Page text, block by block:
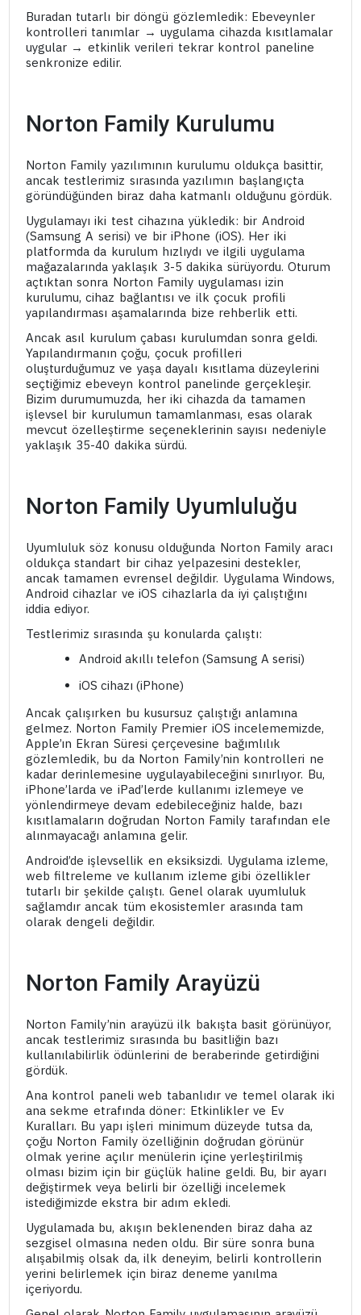
Buradan tutarlı bir döngü gözlemledik: Ebeveynler
kontrolleri tanımlar → uygulama cihazda kısıtlamalar
uygular → etkinlik verileri tekrar kontrol paneline
senkronize edilir.
Norton Family Kurulumu
Norton Family yazılımının kurulumu oldukça basittir,
ancak testlerimiz sırasında yazılımın başlangıçta
göründüğünden biraz daha katmanlı olduğunu gördük.
Uygulamayı iki test cihazına yükledik: bir Android
(Samsung A serisi) ve bir iPhone (iOS). Her iki
platformda da kurulum hızlıydı ve ilgili uygulama
mağazalarında yaklaşık 3-5 dakika sürüyordu. Oturum
açtıktan sonra Norton Family uygulaması izin
kurulumu, cihaz bağlantısı ve ilk çocuk profili
yapılandırması aşamalarında bize rehberlik etti.
Ancak asıl kurulum çabası kurulumdan sonra geldi.
Yapılandırmanın çoğu, çocuk profilleri
oluşturduğumuz ve yaşa dayalı kısıtlama düzeylerini
seçtiğimiz ebeveyn kontrol panelinde gerçekleşir.
Bizim durumumuzda, her iki cihazda da tamamen
işlevsel bir kurulumun tamamlanması, esas olarak
mevcut özelleştirme seçeneklerinin sayısı nedeniyle
yaklaşık 35-40 dakika sürdü.
Norton Family Uyumluluğu
Uyumluluk söz konusu olduğunda Norton Family aracı
oldukça standart bir cihaz yelpazesini destekler,
ancak tamamen evrensel değildir. Uygulama Windows,
Android cihazlar ve iOS cihazlarla da iyi çalıştığını
iddia ediyor.
Testlerimiz sırasında şu konularda çalıştı:
Android akıllı telefon (Samsung A serisi)
iOS cihazı (iPhone)
Ancak çalışırken bu kusursuz çalıştığı anlamına
gelmez. Norton Family Premier iOS incelememizde,
Apple’ın Ekran Süresi çerçevesine bağımlılık
gözlemledik, bu da Norton Family’nin kontrolleri ne
kadar derinlemesine uygulayabileceğini sınırlıyor. Bu,
iPhone’larda ve iPad’lerde kullanımı izlemeye ve
yönlendirmeye devam edebileceğiniz halde, bazı
kısıtlamaların doğrudan Norton Family tarafından ele
alınmayacağı anlamına gelir.
Android’de işlevsellik en eksiksizdi. Uygulama izleme,
web filtreleme ve kullanım izleme gibi özellikler
tutarlı bir şekilde çalıştı. Genel olarak uyumluluk
sağlamdır ancak tüm ekosistemler arasında tam
olarak dengeli değildir.
Norton Family Arayüzü
Norton Family’nin arayüzü ilk bakışta basit görünüyor,
ancak testlerimiz sırasında bu basitliğin bazı
kullanılabilirlik ödünlerini de beraberinde getirdiğini
gördük.
Ana kontrol paneli web tabanlıdır ve temel olarak iki
ana sekme etrafında döner: Etkinlikler ve Ev
Kuralları. Bu yapı işleri minimum düzeyde tutsa da,
çoğu Norton Family özelliğinin doğrudan görünür
olmak yerine açılır menülerin içine yerleştirilmiş
olması bizim için bir güçlük haline geldi. Bu, bir ayarı
değiştirmek veya belirli bir özelliği incelemek
istediğimizde ekstra bir adım ekledi.
Uygulamada bu, akışın beklenenden biraz daha az
sezgisel olmasına neden oldu. Bir süre sonra buna
alışabilmiş olsak da, ilk deneyim, belirli kontrollerin
yerini belirlemek için biraz deneme yanılma
içeriyordu.